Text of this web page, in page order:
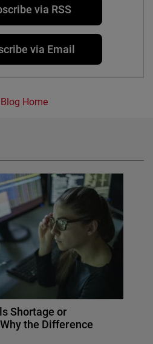
via RSS
via Email
Blog Home
Shortage or
the Difference